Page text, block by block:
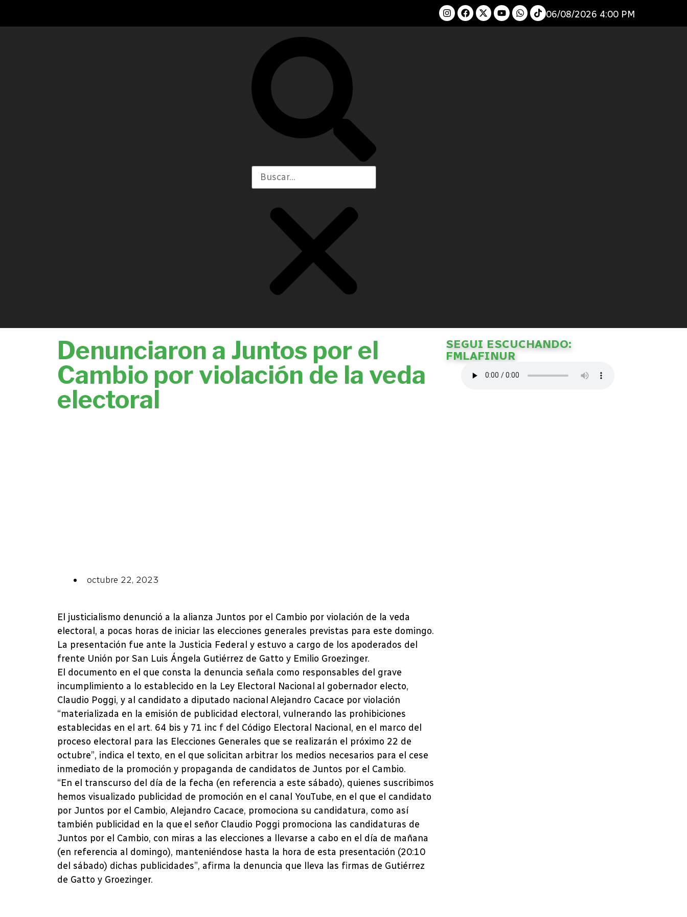
06/08/2026 4:00 PM
Denunciaron a Juntos por el
Cambio por violación de la veda
electoral
octubre 22, 2023
El justicialismo denunció a la alianza Juntos por el Cambio por violación de la veda
electoral, a pocas horas de iniciar las elecciones generales previstas para este domingo.
La presentación fue ante la Justicia Federal y estuvo a cargo de los apoderados del
frente Unión por San Luis Ángela Gutiérrez de Gatto y Emilio Groezinger.
El documento en el que consta la denuncia señala como responsables del grave
incumplimiento a lo establecido en la Ley Electoral Nacional al gobernador electo,
Claudio Poggi, y al candidato a diputado nacional Alejandro Cacace por violación
“materializada en la emisión de publicidad electoral, vulnerando las prohibiciones
establecidas en el art. 64 bis y 71 inc f del Código Electoral Nacional, en el marco del
proceso electoral para las Elecciones Generales que se realizarán el próximo 22 de
octubre”, indica el texto, en el que solicitan arbitrar los medios necesarios para el cese
inmediato de la promoción y propaganda de candidatos de Juntos por el Cambio.
“En el transcurso del día de la fecha (en referencia a este sábado), quienes suscribimos
hemos visualizado publicidad de promoción en el canal YouTube, en el que el candidato
por Juntos por el Cambio, Alejandro Cacace, promociona su candidatura, como así
también publicidad en la que el señor Claudio Poggi promociona las candidaturas de
Juntos por el Cambio, con miras a las elecciones a llevarse a cabo en el día de mañana
(en referencia al domingo), manteniéndose hasta la hora de esta presentación (20:10
del sábado) dichas publicidades”, afirma la denuncia que lleva las firmas de Gutiérrez
de Gatto y Groezinger.
SEGUI ESCUCHANDO:
FMLAFINUR